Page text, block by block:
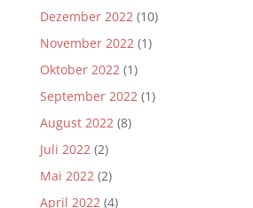
Dezember 2022(10)
November 2022(1)
Oktober 2022(1)
September 2022(1)
August 2022(8)
Juli 2022(2)
Mai 2022(2)
April 2022(4)